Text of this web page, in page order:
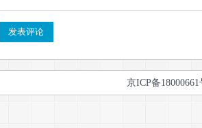
京ICP备18000661